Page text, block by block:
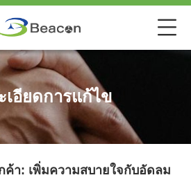
เอียดการแก้ไข
ค้า: เพิ่มความสบายใจกับอัดลม